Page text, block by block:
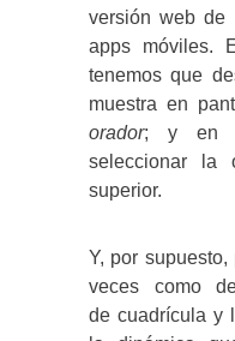
versión web de
apps móviles.
tenemos que
muestra en
orador; y en
seleccionar la
superior.
Y, por
veces como
de cuadrícula y